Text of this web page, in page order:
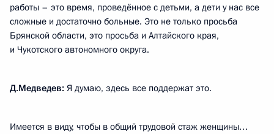
работы – это время, проведённое с детьми, а дети у нас все
сложные и достаточно больные. Это не только просьба
Брянской области, это просьба и Алтайского края,
и Чукотского автономного округа.
Д.Медведев: Я думаю, здесь все поддержат это.
Имеется в виду, чтобы в общий трудовой стаж женщины…